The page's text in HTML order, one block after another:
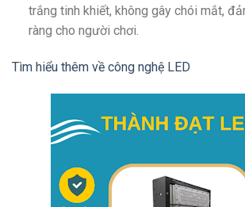
trắng tinh khiết, không gây chói mắt,
ràng cho người chơi.
Tìm hiểu thêm về công nghệ LED